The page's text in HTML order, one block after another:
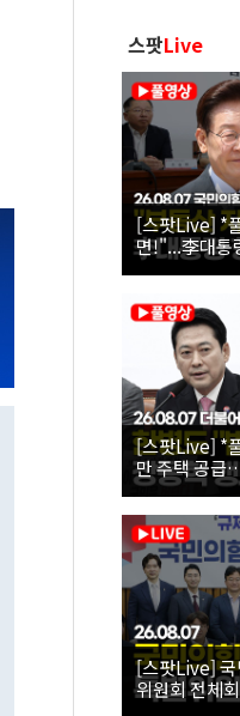
스팟Live
[스팟Live] *
면!"...李대통
| 26.08.07 국
위원회 전체
[스팟Live] *
만 주택 공급
26.08.07 더
[스팟Live] 국
위원회 전체